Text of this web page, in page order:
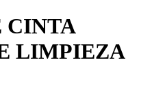
CINTA
LIMPIEZA